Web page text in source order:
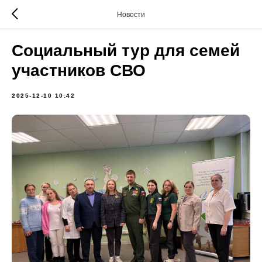
Новости
Социальный тур для семей
участников СВО
2025-12-10 10:42